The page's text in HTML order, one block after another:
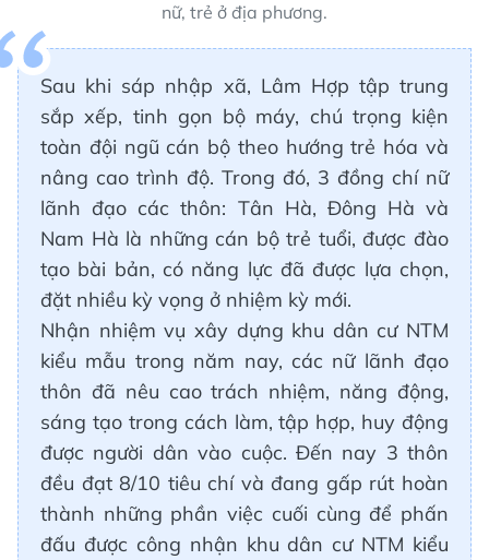
nữ, trẻ ở địa phương.
Sau khi sáp nhập xã, Lâm Hợp tập trung
sắp xếp, tinh gọn bộ máy, chú trọng kiện
toàn đội ngũ cán bộ theo hướng trẻ hóa và
nâng cao trình độ. Trong đó, 3 đồng chí nữ
lãnh đạo các thôn: Tân Hà, Đông Hà và
Nam Hà là những cán bộ trẻ tuổi, được đào
tạo bài bản, có năng lực đã được lựa chọn,
đặt nhiều kỳ vọng ở nhiệm kỳ mới.
Nhận nhiệm vụ xây dựng khu dân cư NTM
kiểu mẫu trong năm nay, các nữ lãnh đạo
thôn đã nêu cao trách nhiệm, năng động,
sáng tạo trong cách làm, tập hợp, huy động
được người dân vào cuộc. Đến nay 3 thôn
đều đạt 8/10 tiêu chí và đang gấp rút hoàn
thành những phần việc cuối cùng để phấn
đấu được công nhận khu dân cư NTM kiểu